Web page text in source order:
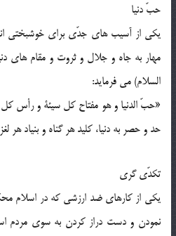
حبّ دنیا
یکی از آسیب های جدّی برای خوشبختی
مهار به جاه و جلال و ثروت و مقام
السلام) می فرماید:
حد و حصر به دنیا، کلید هر گناه و بنیاد
تکدّی گری
یکی از کارهای ضد ارزشی که در اسلام
نمودن و دست دراز کردن به سوی مردم